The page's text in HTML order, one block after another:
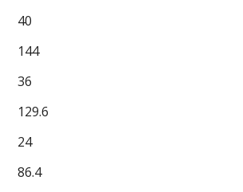
40
144
36
129.6
24
86.4